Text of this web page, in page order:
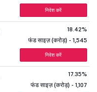
निवेश करें
18.42%
फंड साइज़ (करोड़) - 1,545
निवेश करें
17.35%
फंड साइज़ (करोड़) - 1,107